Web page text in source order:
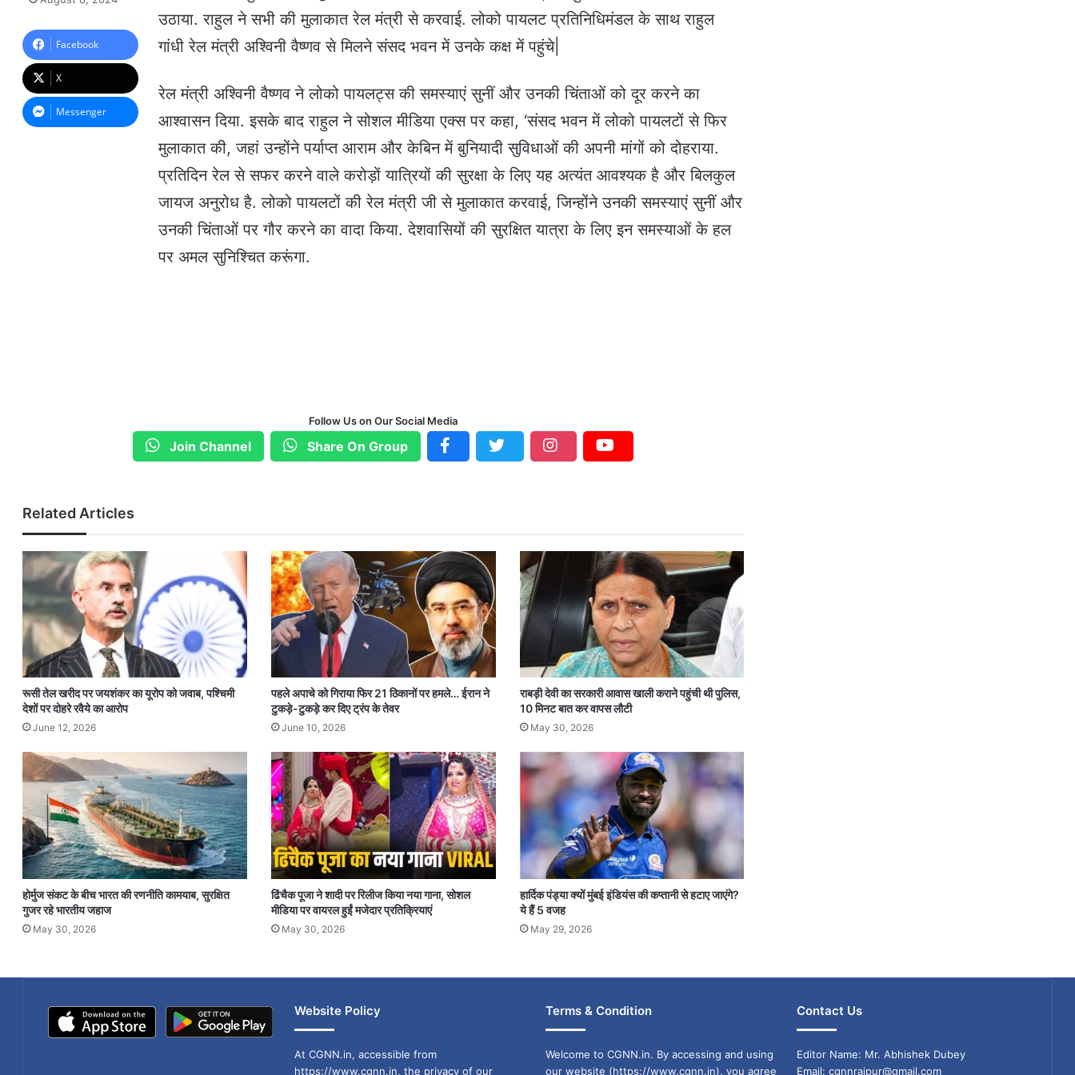
उठाया. राहुल ने सभी की मुलाकात रेल मंत्री से करवाई. लोको पायलट प्रतिनिधिमंडल के साथ राहुल
गांधी रेल मंत्री अश्विनी वैष्णव से मिलने संसद भवन में उनके कक्ष में पहुंचे|
रेल मंत्री अश्विनी वैष्णव ने लोको पायलट्स की समस्याएं सुनीं और उनकी चिंताओं को दूर करने का
आश्वासन दिया. इसके बाद राहुल ने सोशल मीडिया एक्स पर कहा, ‘संसद भवन में लोको पायलटों से फिर
मुलाकात की, जहां उन्होंने पर्याप्त आराम और केबिन में बुनियादी सुविधाओं की अपनी मांगों को दोहराया.
प्रतिदिन रेल से सफर करने वाले करोड़ों यात्रियों की सुरक्षा के लिए यह अत्यंत आवश्यक है और बिलकुल
जायज अनुरोध है. लोको पायलटों की रेल मंत्री जी से मुलाकात करवाई, जिन्होंने उनकी समस्याएं सुनीं और
उनकी चिंताओं पर गौर करने का वादा किया. देशवासियों की सुरक्षित यात्रा के लिए इन समस्याओं के हल
पर अमल सुनिश्चित करूंगा.
a
n
e
m
a
i
Facebook
X
Messenger
Follow Us on Our Social Media
Join Channel Share On Group
Related Articles
रूसी तेल खरीद पर जयशंकर का यूरोप को जवाब, पश्चिमी
देशों पर दोहरे रवैये का आरोप
June 12, 2026
पहले अपाचे को गिराया फिर 21 ठिकानों पर हमले… ईरान ने
टुकड़े-टुकड़े कर दिए ट्रंप के तेवर
June 10, 2026
राबड़ी देवी का सरकारी आवास खाली कराने पहुंची थी पुलिस,
10 मिनट बात कर वापस लौटी
May 30, 2026
होर्मुज संकट के बीच भारत की रणनीति कामयाब, सुरक्षित
गुजर रहे भारतीय जहाज
May 30, 2026
ढिंचैक पूजा ने शादी पर रिलीज किया नया गाना, सोशल
मीडिया पर वायरल हुईं मजेदार प्रतिक्रियाएं
May 30, 2026
हार्दिक पंड्या क्यों मुंबई इंडियंस की कप्तानी से हटाए जाएंगे?
ये हैं 5 वजह
May 29, 2026
Website Policy
At CGNN.in, accessible from
https://www.cgnn.in, the privacy of our
Terms & Condition
Welcome to CGNN.in. By accessing and using
our website (https://www.cgnn.in), you agree
Contact Us
Editor Name: Mr. Abhishek Dubey
Email: cgnnraipur@gmail.com